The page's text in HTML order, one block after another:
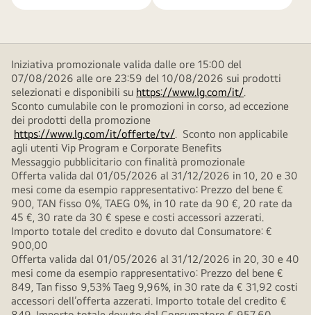
Iniziativa promozionale valida dalle ore 15:00 del
07/08/2026 alle ore 23:59 del 10/08/2026 sui prodotti
selezionati e disponibili su https://www.lg.com/it/.
Sconto cumulabile con le promozioni in corso, ad eccezione
dei prodotti della promozione
https://www.lg.com/it/offerte/tv/. Sconto non applicabile
agli utenti Vip Program e Corporate Benefits
Messaggio pubblicitario con finalità promozionale
Offerta valida dal 01/05/2026 al 31/12/2026 in 10, 20 e 30
mesi come da esempio rappresentativo: Prezzo del bene €
900, TAN fisso 0%, TAEG 0%, in 10 rate da 90 €, 20 rate da
45 €, 30 rate da 30 € spese e costi accessori azzerati.
Importo totale del credito e dovuto dal Consumatore: €
900,00
Offerta valida dal 01/05/2026 al 31/12/2026 in 20, 30 e 40
mesi come da esempio rappresentativo: Prezzo del bene €
849, Tan fisso 9,53% Taeg 9,96%, in 30 rate da € 31,92 costi
accessori dell’offerta azzerati. Importo totale del credito €